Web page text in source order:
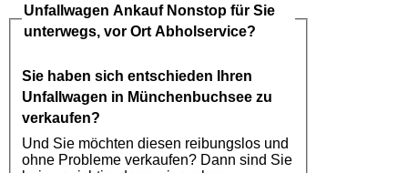
Unfallwagen AnkaufNonstop für Sie
unterwegs, vor Ort Abholservice?
Sie haben sich entschieden Ihren
Unfallwagen in Münchenbuchsee zu
verkaufen?
Und Sie möchten diesen reibungslos und
ohne Probleme verkaufen? Dann sind Sie